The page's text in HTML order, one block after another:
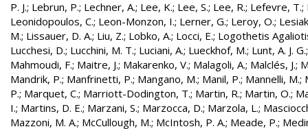
P. J.; Lebrun, P.; Lechner, A.; Lee, K.; Lee, S.; Lee, R.; Lefevre, T.;
Leonidopoulos, C.; Leon-Monzon, I.; Lerner, G.; Leroy, O.;
M.; Lissauer, D. A.; Liu, Z.; Lobko, A.; Locci, E.; Logothetis
Lucchesi, D.; Lucchini, M. T.; Luciani, A.; Lueckhof, M.; Lunt, A. J. G.
Mahmoudi, F.; Maitre, J.; Makarenko, V.; Malagoli, A.; Malclés, J.;
Mandrik, P.; Manfrinetti, P.; Mangano, M.; Manil, P.; Mannelli, M.;
P.; Marquet, C.; Marriott-Dodington, T.; Martin, R.; Martin, O.;
I.; Martins, D. E.; Marzani, S.; Marzocca, D.; Marzola, L.;
Mazzoni, M. A.; McCullough, M.; McIntosh, P. A.; Meade, P.;